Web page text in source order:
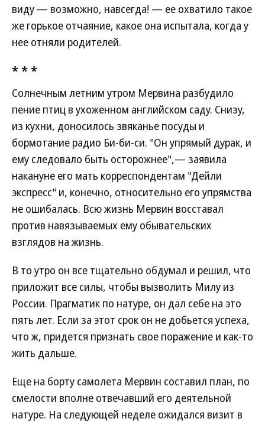
виду — возможно, навсегда! — ее охватило такое
же горькое отчаяние, какое она испытала, когда у
нее отняли родителей.
* * *
Солнечным летним утром Мервина разбудило
пение птиц в ухоженном английском саду. Снизу,
из кухни, доносилось звяканье посуды и
бормотание радио Би-би-си. "Он упрямый дурак, и
ему следовало быть осторожнее",— заявила
накануне его мать корреспондентам "Дейли
экспресс" и, конечно, относительно его упрямства
не ошибалась. Всю жизнь Мервин восставал
против навязываемых ему обывательских
взглядов на жизнь.
В то утро он все тщательно обдумал и решил, что
приложит все силы, чтобы вызволить Милу из
России. Прагматик по натуре, он дал себе на это
пять лет. Если за этот срок он не добьется успеха,
что ж, придется признать свое поражение и как-то
жить дальше.
Еще на борту самолета Мервин составил план, по
смелости вполне отвечавший его деятельной
натуре. На следующей неделе ожидался визит в